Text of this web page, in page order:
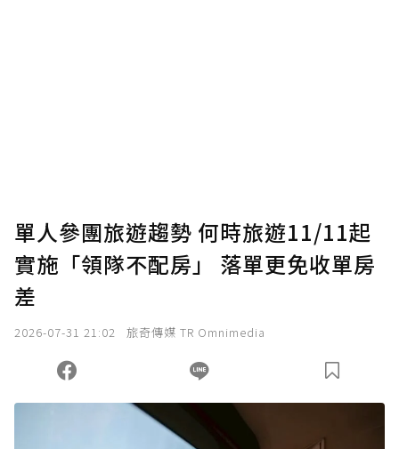
確認送出
您當前剩餘 U 利點數：0點；前往 購買點數
單人參團旅遊趨勢 何時旅遊11/11起
實施「領隊不配房」 落單更免收單房
差
2026-07-31 21:02 旅奇傳媒 TR Omnimedia